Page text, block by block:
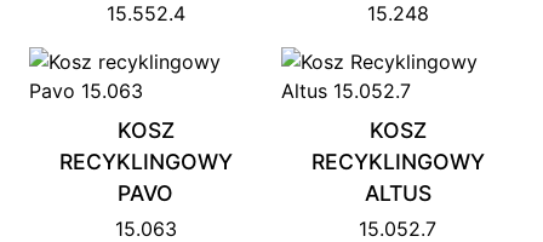
15.552.4 15.248
KOSZ
RECYKLINGOWY
PAVO
15.063
KOSZ
RECYKLINGOWY
ALTUS
15.052.7